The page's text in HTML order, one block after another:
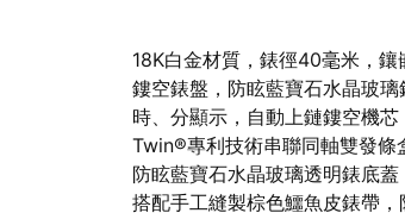
18K白金材質，錶徑40毫米，鑲
鏤空錶盤，防眩藍寶石水晶玻
時、分顯示，自動上鏈鏤空機芯
Twin®專利技術串聯同軸雙發條
防眩藍寶石水晶玻璃透明錶底蓋
搭配手工縫製棕色鱷魚皮錶帶